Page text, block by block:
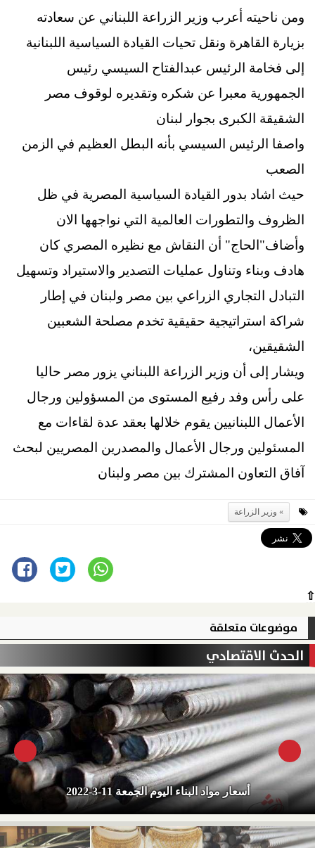
ومن ناحيته أعرب وزير الزراعة اللبناني عن سعادته
بزيارة القاهرة ونقل تحيات القيادة السياسية اللبنانية
إلى فخامة الرئيس عبدالفتاح السيسي رئيس
الجمهورية معبرا عن شكره وتقديره لوقوف مصر
الشقيقة الكبرى بجوار لبنان
واصفا الرئيس السيسي بأنه البطل العظيم في الزمن
الصعب
حيث اشاد بدور القيادة السياسية المصرية في ظل
الظروف والتطورات العالمية التي نواجهها الان
وأضاف"الحاج" أن النقاش مع نظيره المصري كان
هادف وبناء وتناول عمليات التصدير والاستيراد وتسهيل
التبادل التجاري الزراعي بين مصر ولبنان في إطار
شراكة استراتيجية حقيقية تخدم مصلحة الشعبين
الشقيقين،
ويشار إلى أن وزير الزراعة اللبناني يزور مصر حاليا
على رأس وفد رفيع المستوى من المسؤولين ورجال
الأعمال اللبنانيين يقوم خلالها بعقد عدة لقاءات مع
المسئولين ورجال الأعمال والمصدرين المصريين لبحث
آفاق التعاون المشترك بين مصر ولبنان
وزير الزراعة
⇧
موضوعات متعلقة
الحدث الاقتصادي
أسعار مواد البناء اليوم الجمعة 11-3-2022